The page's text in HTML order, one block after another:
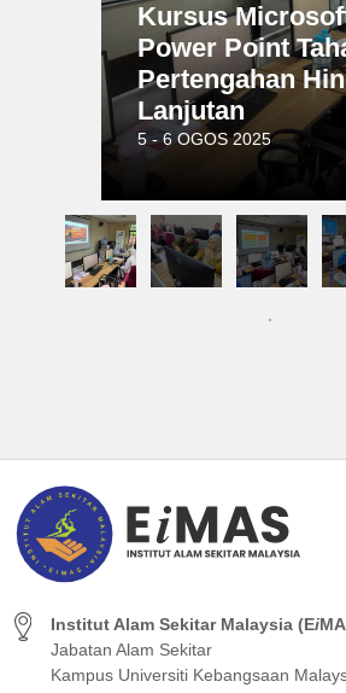
Kursus
Power Point
Pertengahan
Lanjutan
5 - 6 OGOS 2025
Institut Alam Sekitar Malaysia (Ei
Jabatan Alam Sekitar
Kampus Universiti Kebangsaan